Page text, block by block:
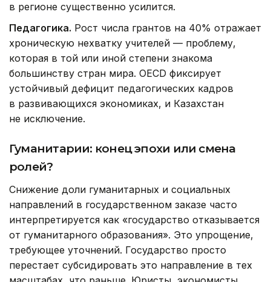
в регионе существенно усилится.
Педагогика. Рост числа грантов на 40% отражает
хроническую нехватку учителей — проблему,
которая в той или иной степени знакома
большинству стран мира. OECD фиксирует
устойчивый дефицит педагогических кадров
в развивающихся экономиках, и Казахстан
не исключение.
Гуманитарии: конец эпохи или смена
ролей?
Снижение доли гуманитарных и социальных
направлений в государственном заказе часто
интерпретируется как «государство отказывается
от гуманитарного образования». Это упрощение,
требующее уточнений. Государство просто
перестает субсидировать это направление в тех